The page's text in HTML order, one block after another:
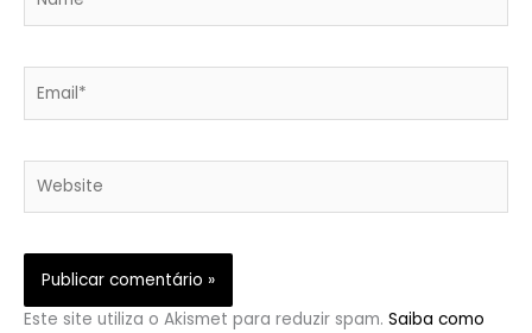
Este site utiliza o Akismet para reduzir spam. Saiba como